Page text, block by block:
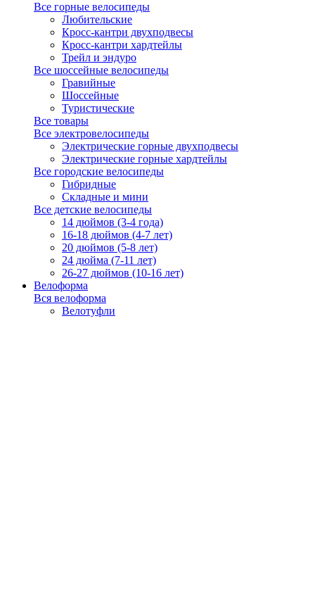
Все горные велосипеды
Любительские
Кросс-кантри двухподвесы
Кросс-кантри хардтейлы
Трейл и эндуро
Все шоссейные велосипеды
Гравийные
Шоссейные
Туристические
Все товары
Все электровелосипеды
Электрические горные двухподвесы
Электрические горные хардтейлы
Все городские велосипеды
Гибридные
Складные и мини
Все детские велосипеды
14 дюймов (3-4 года)
16-18 дюймов (4-7 лет)
20 дюймов (5-8 лет)
24 дюйма (7-11 лет)
26-27 дюймов (10-16 лет)
Велоформа
Вся велоформа
Велотуфли